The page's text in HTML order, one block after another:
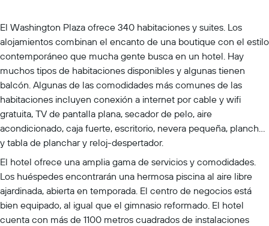
El Washington Plaza ofrece 340 habitaciones y suites. Los
alojamientos combinan el encanto de una boutique con el estilo
contemporáneo que mucha gente busca en un hotel. Hay
muchos tipos de habitaciones disponibles y algunas tienen
balcón. Algunas de las comodidades más comunes de las
habitaciones incluyen conexión a internet por cable y wifi
gratuita, TV de pantalla plana, secador de pelo, aire
acondicionado, caja fuerte, escritorio, nevera pequeña, plancha
y tabla de planchar y reloj-despertador.
El hotel ofrece una amplia gama de servicios y comodidades.
Los huéspedes encontrarán una hermosa piscina al aire libre
ajardinada, abierta en temporada. El centro de negocios está
bien equipado, al igual que el gimnasio reformado. El hotel
cuenta con más de 1100 metros cuadrados de instalaciones